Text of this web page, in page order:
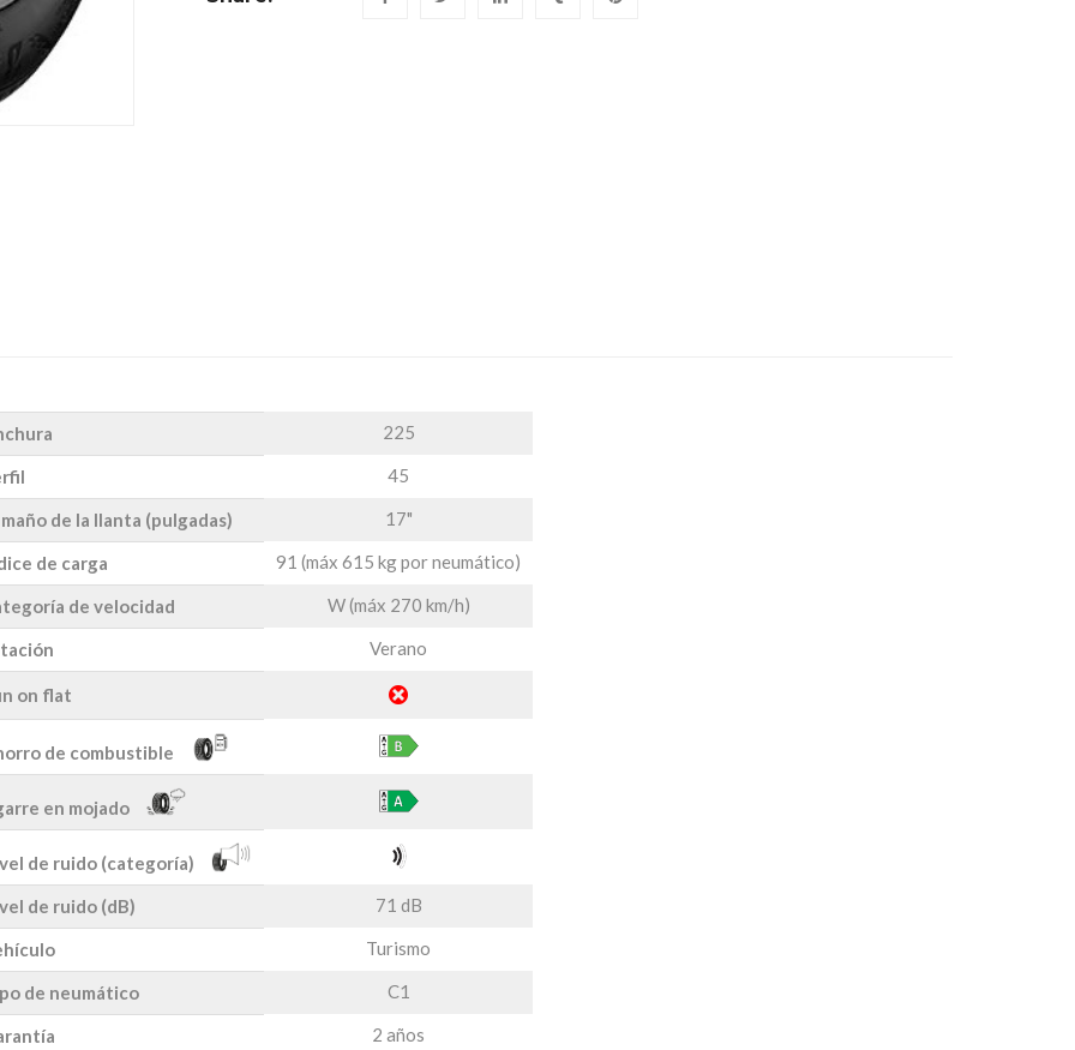
225
45
de la llanta (pulgadas) 17"
de carga 91 (máx 615 kg por neumático)
de velocidad W (máx 270 km/h)
Verano
on flat
de combustible
en mojado
de ruido (categoría)
de ruido (dB)
71 dB
Turismo
de neumático C1
2 años